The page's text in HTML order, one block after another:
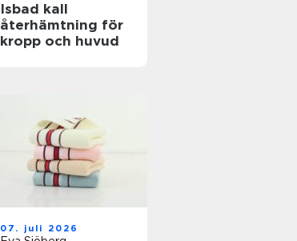
Isbad kall
återhämtning för
kropp och huvud
07. juli 2026